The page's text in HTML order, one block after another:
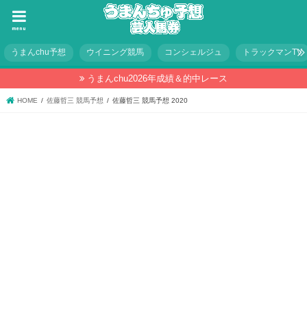
menu
うまんchu予想 ウイニング競馬 コンシェルジュ トラックマンTV
うまんchu2026年成績＆的中レース
HOME 佐藤哲三 競馬予想 佐藤哲三 競馬予想 2020